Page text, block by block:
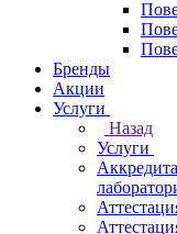
Бренды
Акции
Услуги
Назад
Услуги